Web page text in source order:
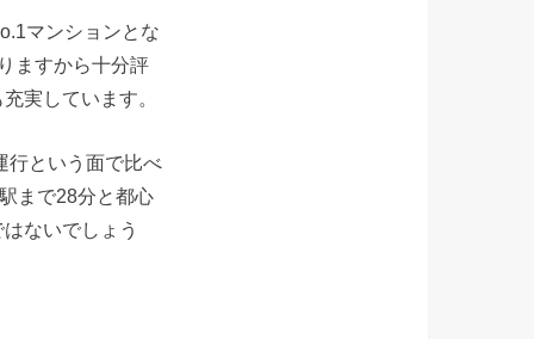
マンションとな
ますから十分評
実しています。
行という面で比べ
まで28分と都心
ないでしょう